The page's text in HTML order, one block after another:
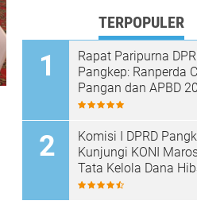
TERPOPULER
Rapat Paripurna
Pangkep: Ranperda
Pangan dan APBD
Disetujui dengan
Komisi I DPRD
Kunjungi KONI
Tata Kelola Dana
Pembinaan Olahraga